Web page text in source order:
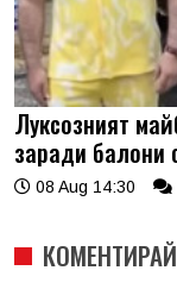
Луксозният
заради балони
08 Aug 14:30
КОМЕНТИРАЙ